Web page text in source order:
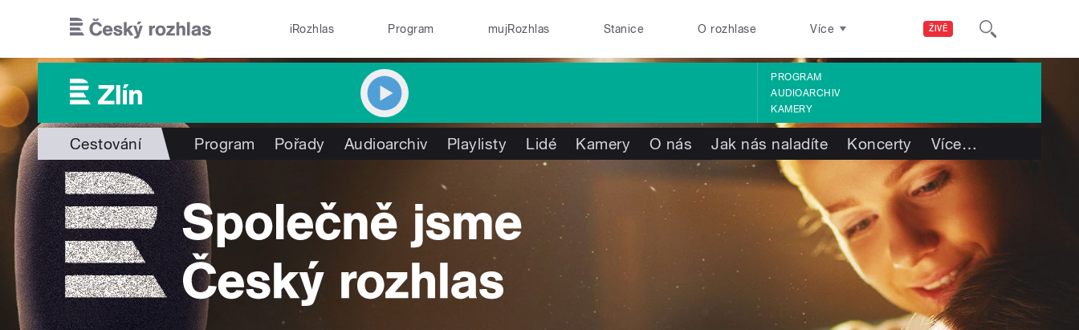
ŽIVĚ
iRozhlas Program mujRozhlas Stanice O rozhlase Více
PROGRAM
AUDIOARCHIV
KAMERY
Cestování Program Pořady Audioarchiv Playlisty Lidé Kamery O nás Jak nás naladíte Koncerty Více…